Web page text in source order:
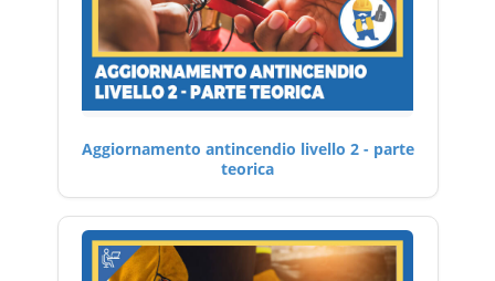
Aggiornamento antincendio livello 2 - parte
teorica